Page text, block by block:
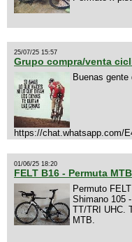
25/07/25 15:57
Grupo compra/venta
Buenas
https://chat.whatsapp.com/
01/06/25 18:20
FELT B16 - Permuta MTB
Permuto
Shimano 105
TT/TRI UHC.
MTB.